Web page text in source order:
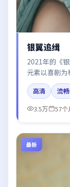
银翼追缉
2021年的《
元素以喜剧
杨幂、雷佳
白引发讨论。
高清
流畅
3.5万
57个
最新